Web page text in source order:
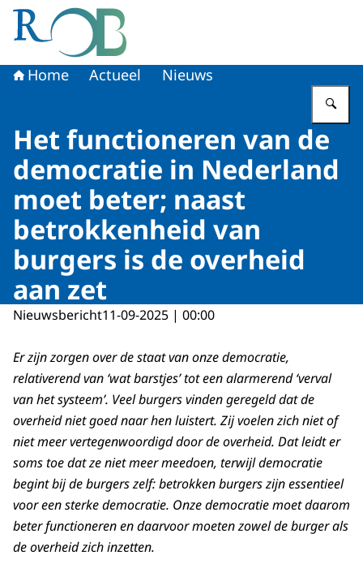
Naar de homepage van Raad voor het Openbaar Bestuur
Home Actueel Nieuws
Het functioneren van de
democratie in Nederland
moet beter; naast
betrokkenheid van
burgers is de overheid
aan zet
Nieuwsbericht11-09-2025 | 00:00
Er zijn zorgen over de staat van onze democratie,
relativerend van ‘wat barstjes’ tot een alarmerend ‘verval
van het systeem’. Veel burgers vinden geregeld dat de
overheid niet goed naar hen luistert. Zij voelen zich niet of
niet meer vertegenwoordigd door de overheid. Dat leidt er
soms toe dat ze niet meer meedoen, terwijl democratie
begint bij de burgers zelf: betrokken burgers zijn essentieel
voor een sterke democratie. Onze democratie moet daarom
beter functioneren en daarvoor moeten zowel de burger als
de overheid zich inzetten.